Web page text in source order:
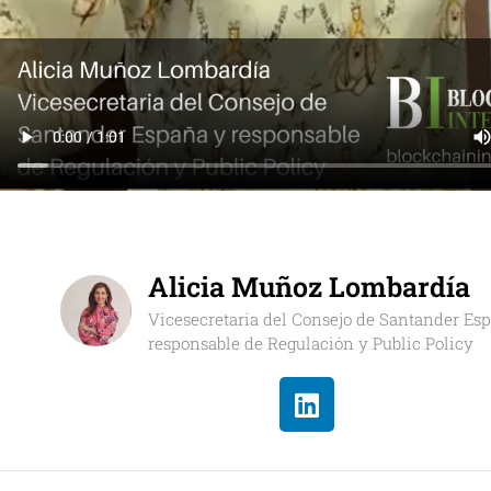
Alicia Muñoz Lombardía
Vicesecretaria del Consejo de Santander
responsable de Regulación y Public Policy
L
i
k